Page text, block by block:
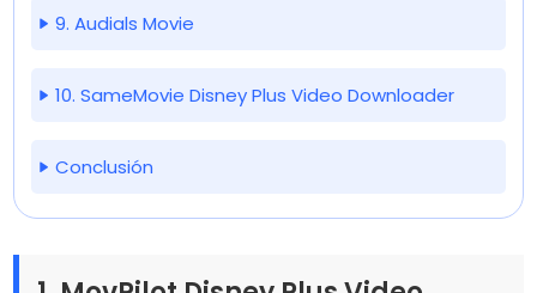
9. Audials Movie
10. SameMovie Disney Plus Video Downloader
Conclusión